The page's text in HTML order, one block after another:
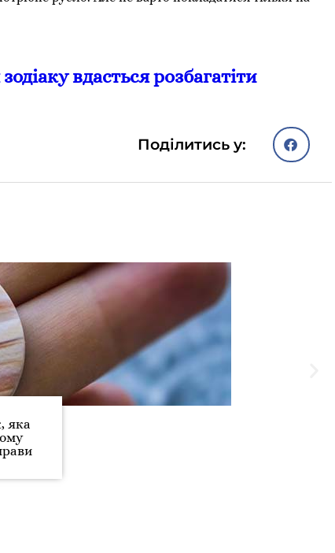
вдасться розбагатіти
Поділитись у:
яка